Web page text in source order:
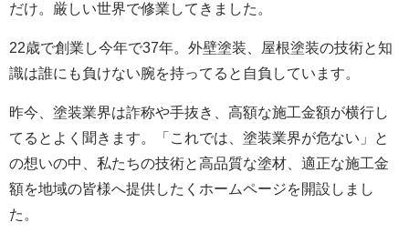
だけ。厳しい世界で修業してきました。
22歳で創業し今年で37年。外壁塗装、屋根塗装の技術と知
識は誰にも負けない腕を持ってると自負しています。
昨今、塗装業界は詐称や手抜き、高額な施工金額が横行し
てるとよく聞きます。「これでは、塗装業界が危ない」と
の想いの中、私たちの技術と高品質な塗材、適正な施工金
額を地域の皆様へ提供したくホームページを開設しまし
た。